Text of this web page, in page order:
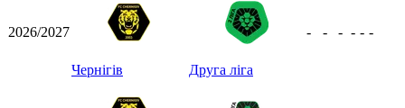
2026/2027
Чернігів Друга ліга
- - - - - -